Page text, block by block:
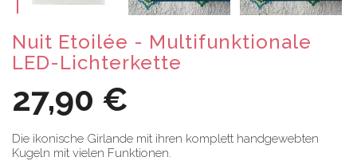
Nuit Etoilée - Multifunktionale
LED-Lichterkette
27,90 €
Die ikonische Girlande mit ihren komplett handgewebten
Kugeln mit vielen Funktionen.